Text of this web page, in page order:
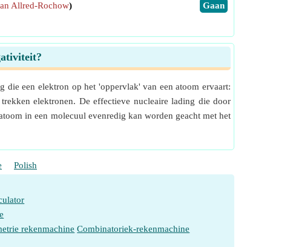
​Gaan
Allred-Rochow)
een elektron op het 'oppervlak' van een atoom ervaart:
elektronen. De effectieve nucleaire lading die door
in een molecuul evenredig kan worden geacht met het
Polish
rekenmachine Combinatoriek-rekenmachine